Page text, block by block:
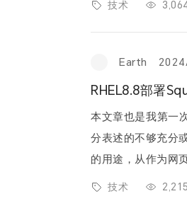
技术
Earth
RHEL8.8部署
本文章也是我第一
分表述的不够充分或者
的用途，从作为网
务器的速度，到为
技术